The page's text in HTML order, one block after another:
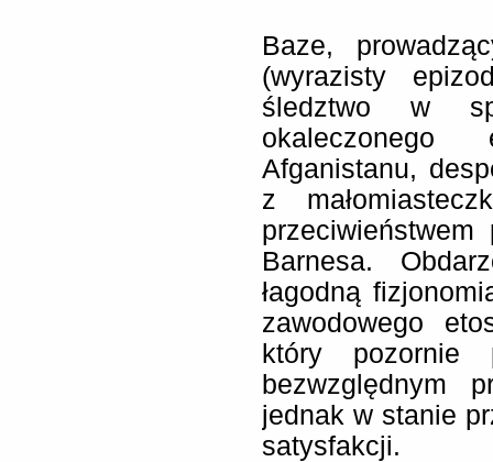
Baze,
(wyrazisty
śledztwo w
Afganistanu,
z
przeciwieństwem
Barnesa.
łagodną
zawodowego
który pozornie
bezwzględnym
jednak w stanie
satysfakcji.